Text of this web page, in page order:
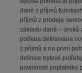
daně z příjmů
příjmů z prodeje
základu daně – úroků
potřeba definována
z příjmů a na první
definice bytové
povinnosti poplatníka